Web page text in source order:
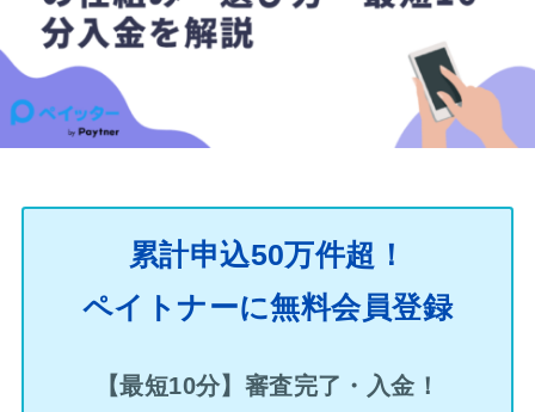
累計申込50万件超！
ペイトナーに無料会員登録
【最短10分】審査完了・入金！